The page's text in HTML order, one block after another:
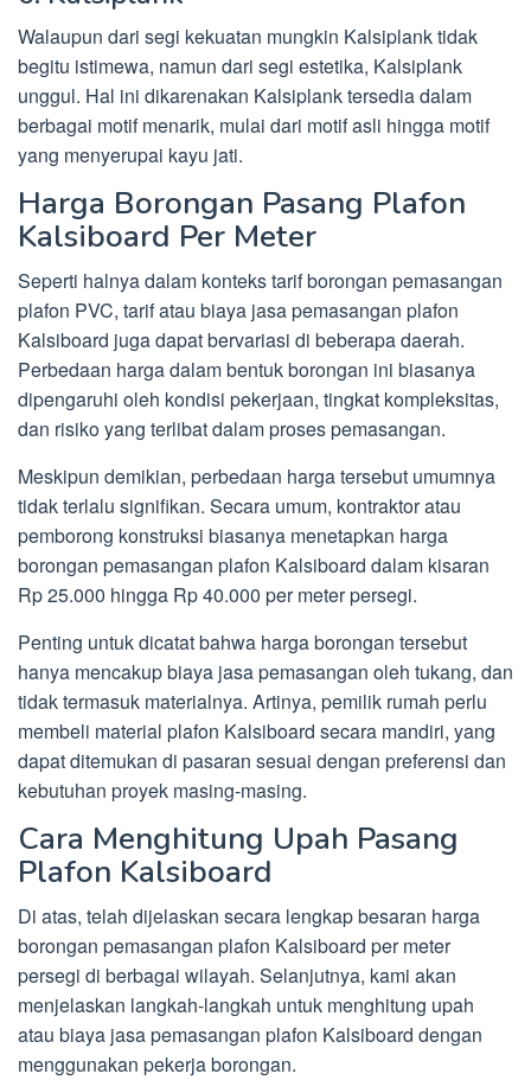
Walaupun dari segi kekuatan mungkin Kalsiplank tidak
begitu istimewa, namun dari segi estetika, Kalsiplank
unggul. Hal ini dikarenakan Kalsiplank tersedia dalam
berbagai motif menarik, mulai dari motif asli hingga motif
yang menyerupai kayu jati.
Harga Borongan Pasang Plafon
Kalsiboard Per Meter
Seperti halnya dalam konteks tarif borongan pemasangan
plafon PVC, tarif atau biaya jasa pemasangan plafon
Kalsiboard juga dapat bervariasi di beberapa daerah.
Perbedaan harga dalam bentuk borongan ini biasanya
dipengaruhi oleh kondisi pekerjaan, tingkat kompleksitas,
dan risiko yang terlibat dalam proses pemasangan.
Meskipun demikian, perbedaan harga tersebut umumnya
tidak terlalu signifikan. Secara umum, kontraktor atau
pemborong konstruksi biasanya menetapkan harga
borongan pemasangan plafon Kalsiboard dalam kisaran
Rp 25.000 hingga Rp 40.000 per meter persegi.
Penting untuk dicatat bahwa harga borongan tersebut
hanya mencakup biaya jasa pemasangan oleh tukang, dan
tidak termasuk materialnya. Artinya, pemilik rumah perlu
membeli material plafon Kalsiboard secara mandiri, yang
dapat ditemukan di pasaran sesuai dengan preferensi dan
kebutuhan proyek masing-masing.
Cara Menghitung Upah Pasang
Plafon Kalsiboard
Di atas, telah dijelaskan secara lengkap besaran harga
borongan pemasangan plafon Kalsiboard per meter
persegi di berbagai wilayah. Selanjutnya, kami akan
menjelaskan langkah-langkah untuk menghitung upah
atau biaya jasa pemasangan plafon Kalsiboard dengan
menggunakan pekerja borongan.